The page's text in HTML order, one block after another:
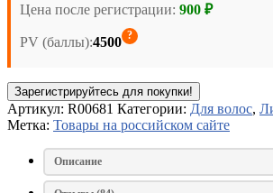
Цена после регистрации: 900 ₽
PV (баллы):4500 ?
Зарегистрируйтесь для покупки!
Артикул: R00681 Категории: Для волос,
Метка: Товары на российском сайте
Описание